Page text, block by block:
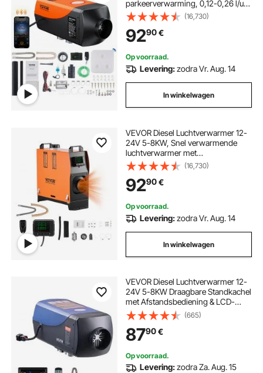
parkeerverwarming, 0,12-0,26 l/u
dieselverwarming met lcd-scherm,
afstandsbediening en Bluetooth-
app
(16,730)
9290€
Op voorraad.
Levering:zodra Vr. Aug. 14
In winkelwagen
VEVOR Diesel Luchtverwarmer 12-
24V 5-8KW, Snel verwarmende
luchtverwarmer met
afstandsbediening, digitaal
kleurendisplay en gesproken
aankondiging, geluidsarm, voor
camper, vrachtwagen, boot, trailer
(16,730)
9290€
Op voorraad.
Levering:zodra Vr. Aug. 14
In winkelwagen
VEVOR Diesel Luchtverwarmer 12-
24V 5-8KW Draagbare Standkachel
met Afstandsbediening & LCD-
scherm, Laag Geluid, 10L
Brandstoftank voor Vrachtwagens
Campers
(665)
8790€
Op voorraad.
Levering:zodra Za. Aug. 15